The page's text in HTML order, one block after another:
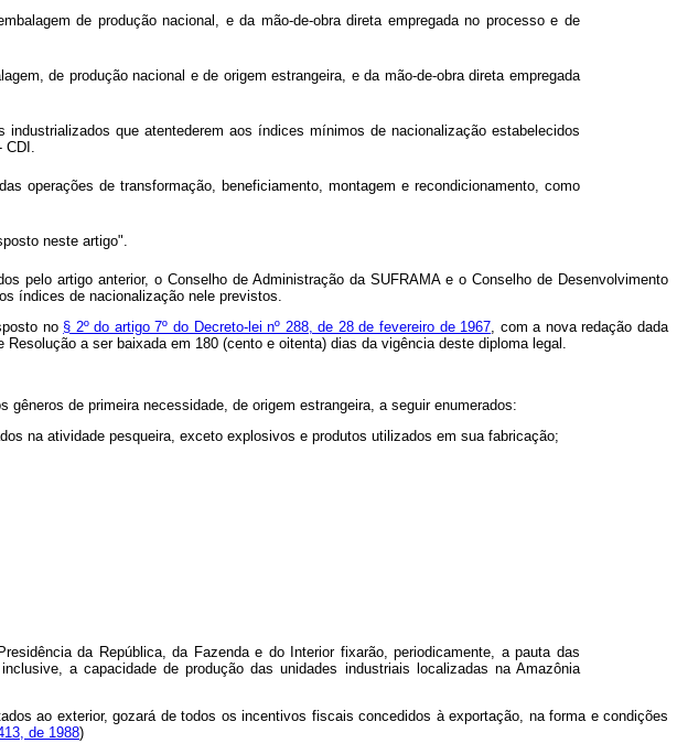
de produção nacional, e da mão-de-obra direta empregada no processo e de
de produção nacional e de origem estrangeira, e da mão-de-obra direta empregada
que atentederem aos índices mínimos de nacionalização estabelecidos
CDI.
operações de transformação, beneficiamento, montagem e recondicionamento, como
neste artigo".
pelo artigo anterior, o Conselho de Administração da SUFRAMA e o Conselho de Desenvolvimento
índices de nacionalização nele previstos.
no § 2º do artigo 7º do Decreto-lei nº 288, de 28 de fevereiro de 1967, com a nova redação dada
a ser baixada em 180 (cento e oitenta) dias da vigência deste diploma legal.
de primeira necessidade, de origem estrangeira, a seguir enumerados:
na atividade pesqueira, exceto explosivos e produtos utilizados em sua fabricação;
da República, da Fazenda e do Interior fixarão, periodicamente, a pauta das
a capacidade de produção das unidades industriais localizadas na Amazônia
ao exterior, gozará de todos os incentivos fiscais concedidos à exportação, na forma e condições
de 1988)